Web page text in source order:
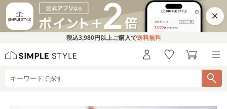
×
税込3,980円 以上ご購入で送料無料